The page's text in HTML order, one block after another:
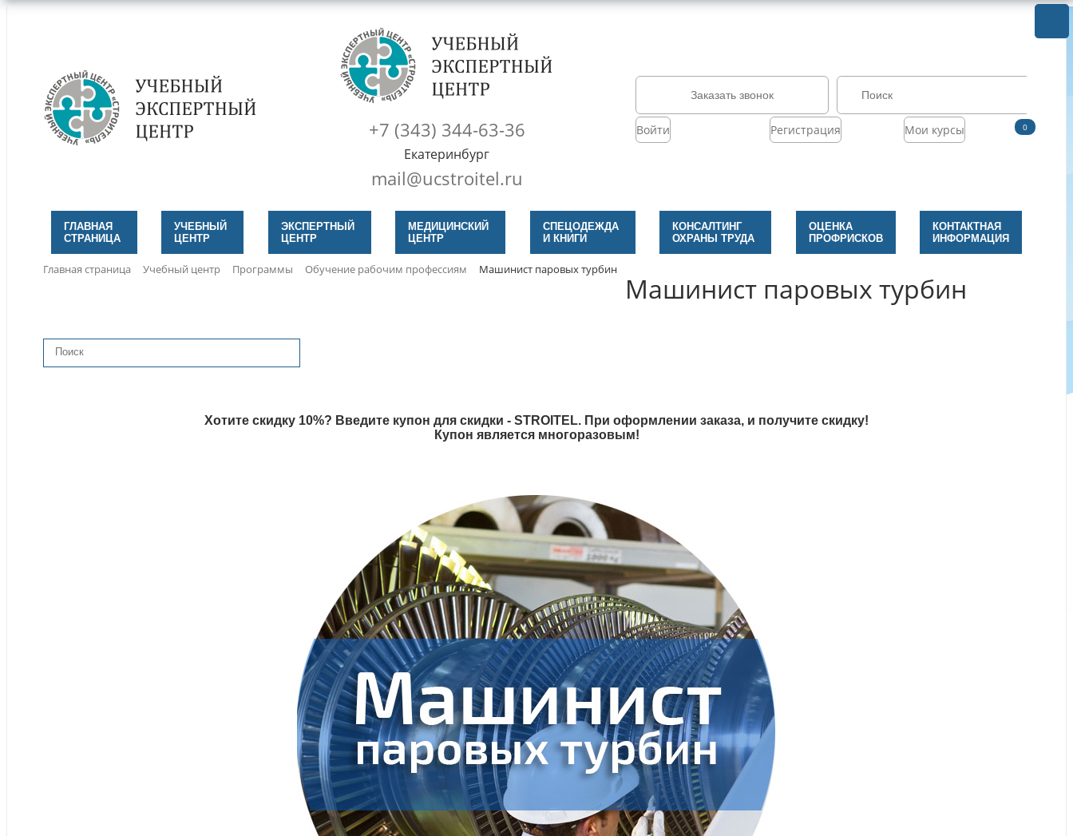
+7 (343) 344-63-36
Екатеринбург
mail@ucstroitel.ru
Заказать звонок
Войти Регистрация Мои курсы 0
ГЛАВНАЯ
СТРАНИЦА
УЧЕБНЫЙ
ЦЕНТР
ЭКСПЕРТНЫЙ
ЦЕНТР
МЕДИЦИНСКИЙ
ЦЕНТР
СПЕЦОДЕЖДА
И КНИГИ
КОНСАЛТИНГ
ОХРАНЫ ТРУДА
ОЦЕНКА
ПРОФРИСКОВ
КОНТАКТНАЯ
ИНФОРМАЦИЯ
Главная страница Учебный центр Программы Обучение рабочим профессиям Машинист паровых турбин
Машинист паровых турбин
Хотите скидку 10%? Введите купон для скидки - STROITEL. При оформлении заказа, и получите скидку!
Купон является многоразовым!